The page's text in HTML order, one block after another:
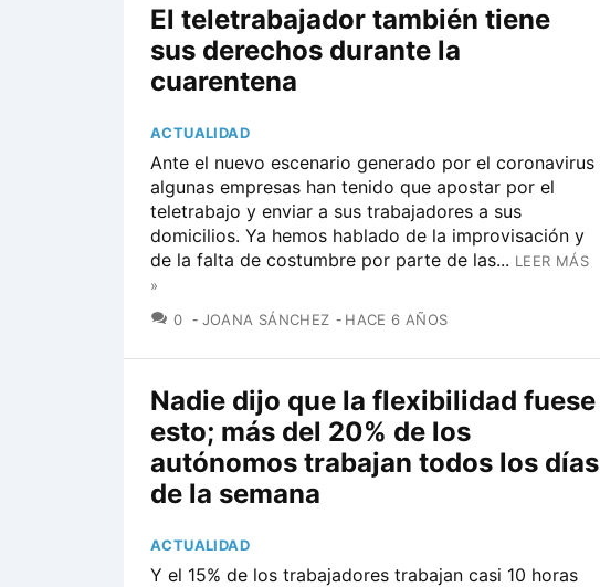
El teletrabajador también tiene
sus derechos durante la
cuarentena
ACTUALIDAD
Ante el nuevo escenario generado por el coronavirus
algunas empresas han tenido que apostar por el
teletrabajo y enviar a sus trabajadores a sus
domicilios. Ya hemos hablado de la improvisación y
de la falta de costumbre por parte de las... LEER MÁS
»
0 COMENTARIOS
JOANA SÁNCHEZ HACE 6 AÑOS
Nadie dijo que la flexibilidad fuese
esto; más del 20% de los
autónomos trabajan todos los días
de la semana
ACTUALIDAD
Y el 15% de los trabajadores trabajan casi 10 horas